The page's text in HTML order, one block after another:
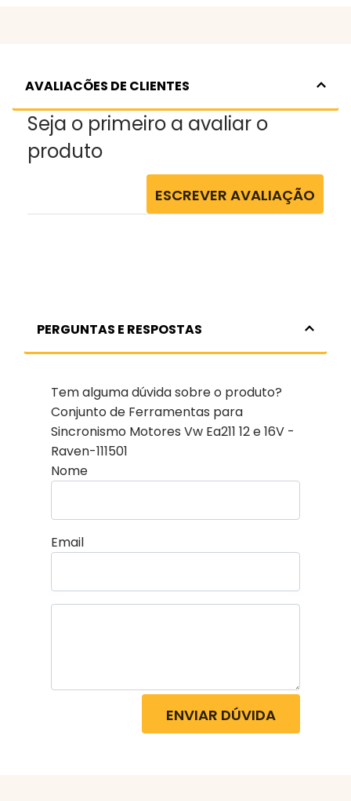
AVALIACÕES DE CLIENTES
Seja o primeiro a avaliar o
produto
ESCREVER AVALIAÇÃO
PERGUNTAS E RESPOSTAS
Tem alguma dúvida sobre o produto?
Conjunto de Ferramentas para
Sincronismo Motores Vw Ea211 12 e 16V -
Raven-111501
Nome
Email
ENVIAR DÚVIDA